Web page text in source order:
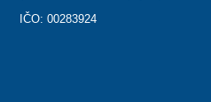
IČO: 00283924